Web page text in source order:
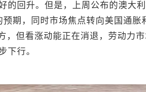
的回升。但是，上周公布的澳大
预期，同时市场焦点转向美国通胀
，但看涨动能正在消退，劳动力
下行。